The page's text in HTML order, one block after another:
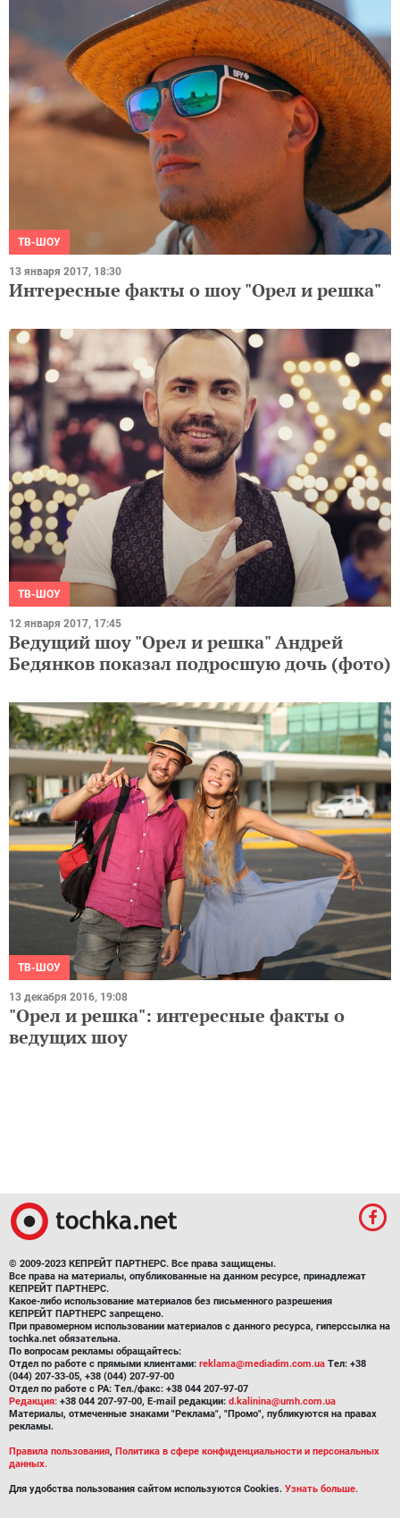
ТВ-ШОУ
13 января 2017, 18:30
Интересные факты о шоу "Орел и решка"
ТВ-ШОУ
12 января 2017, 17:45
Ведущий шоу "Орел и решка" Андрей
Бедянков показал подросшую дочь (фото)
ТВ-ШОУ
13 декабря 2016, 19:08
"Орел и решка": интересные факты о
ведущих шоу
© 2009-2023 КЕПРЕЙТ ПАРТНЕРС. Все права защищены.
Все права на материалы, опубликованные на данном ресурсе, принадлежат
КЕПРЕЙТ ПАРТНЕРС.
Какое-либо использование материалов без письменного разрешения
КЕПРЕЙТ ПАРТНЕРС запрещено.
При правомерном использовании материалов с данного ресурса, гиперссылка на
tochka.net обязательна.
По вопросам рекламы обращайтесь:
Отдел по работе с прямыми клиентами: reklama@mediadim.com.ua Тел: +38
(044) 207-33-05, +38 (044) 207-97-00
Отдел по работе с РА: Тел./факс: +38 044 207-97-07
Редакция: +38 044 207-97-00, E-mail редакции: d.kalinina@umh.com.ua
Материалы, отмеченные знаками "Реклама", "Промо", публикуются на правах
рекламы.
Правила пользования, Политика в сфере конфиденциальности и персональных
данных.
Для удобства пользования сайтом используются Cookies. Узнать больше.